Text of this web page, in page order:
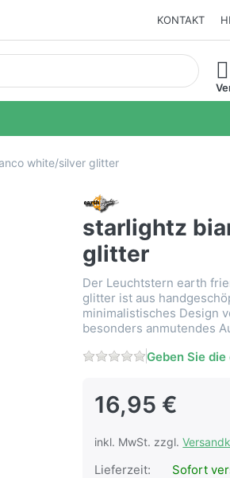
KONTAKT
Sie tippen, erscheinen automatisch
white/silver glitter
starlightz
glitter
Der Leuchtstern earth
glitter ist aus
minimalistisches Design
besonders anmutendes
Geben Sie
16,95 €
inkl. MwSt. zzgl.
Lieferzeit: Sofort